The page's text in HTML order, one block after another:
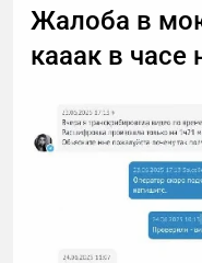
работы этой
также — как
технике.
Жалоба в
кааак в часе